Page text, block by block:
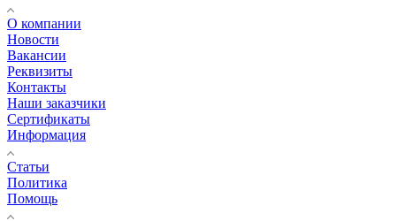
О компании
Новости
Вакансии
Реквизиты
Контакты
Наши заказчики
Сертификаты
Информация
Статьи
Политика
Помощь